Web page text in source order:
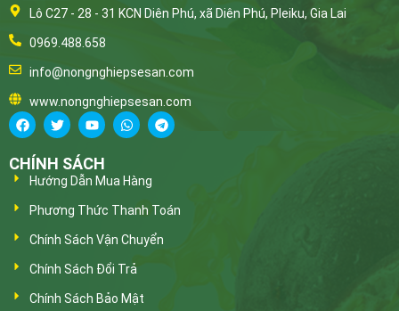
Lô C27 - 28 - 31 KCN Diên Phú, xã Diên Phú, Pleiku, Gia Lai
0969.488.658
info@nongnghiepsesan.com
www.nongnghiepsesan.com
CHÍNH SÁCH
Hướng Dẫn Mua Hàng
Phương Thức Thanh Toán
Chính Sách Vận Chuyển
Chính Sách Đổi Trả
Chính Sách Bảo Mật